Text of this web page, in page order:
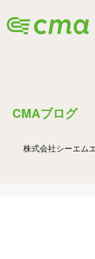
CMAブログ
株式会社シーエム